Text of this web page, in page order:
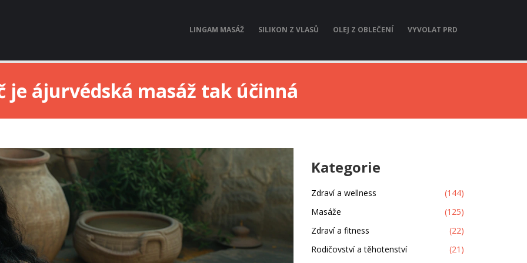
LINGAM MASÁŽ SILIKON Z VLASŮ OLEJ Z OBLEČENÍ VYVOLAT PRD
je ájurvédská masáž tak účinná
Kategorie
Zdraví a wellness
(144)
Masáže
(125)
Zdraví a fitness
(22)
Rodičovství a těhotenství
(21)